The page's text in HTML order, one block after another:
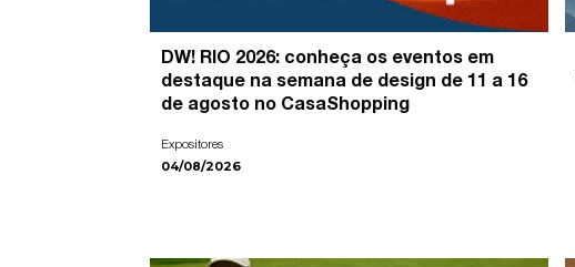
DW! RIO 2026: conheça os eventos em
destaque na semana de design de 11 a 16
de agosto no CasaShopping
Expositores
04/08/2026